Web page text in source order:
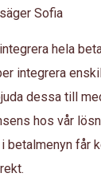
Sofia
hela
integrera
dessa till
hos vår
betalmenyn får